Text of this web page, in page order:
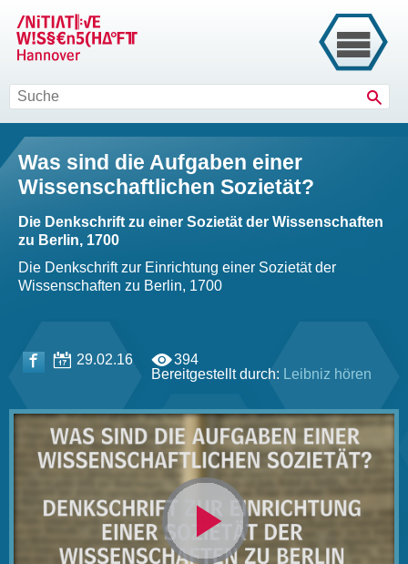
Was sind die Aufgaben einer
Wissenschaftlichen Sozietät?
Die Denkschrift zu einer Sozietät der Wissenschaften
zu Berlin, 1700
Die Denkschrift zur Einrichtung einer Sozietät der
Wissenschaften zu Berlin, 1700
29.02.16
394
Bereitgestellt durch: Leibniz hören
Video